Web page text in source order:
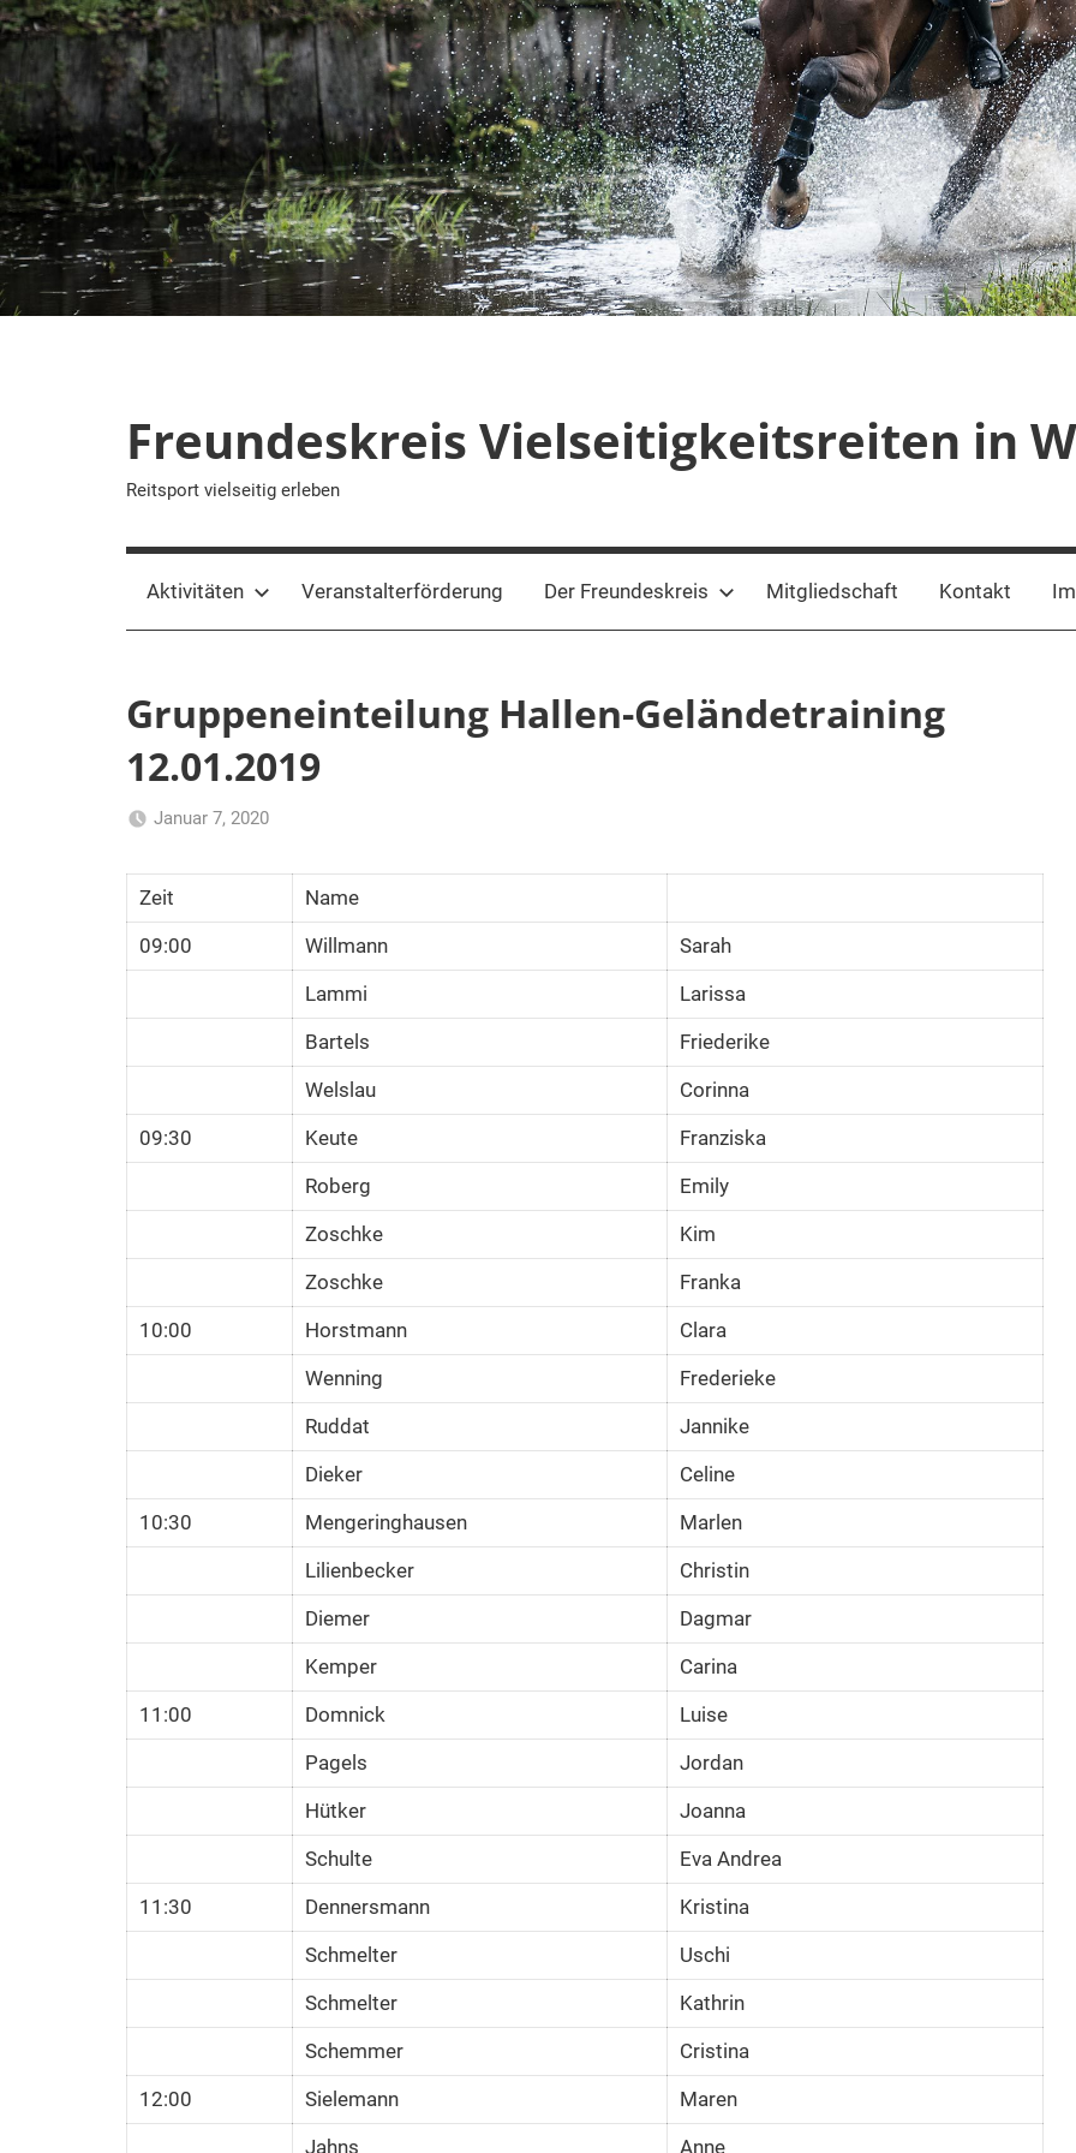
Zum
Inhalt
springen
Freundeskreis Vielseitigkeitsreiten in
Reitsport vielseitig erleben
Aktivitäten Veranstalterförderung Der Freundeskreis Mitgliedschaft Kontakt
Gruppeneinteilung Hallen-Geländetraining
12.01.2019
Januar 7, 2020
Zeit
Name
09:00
Willmann
Sarah
Lammi
Larissa
Bartels
Friederike
Welslau
Corinna
09:30
Keute
Franziska
Roberg
Emily
Zoschke
Kim
Zoschke
Franka
10:00
Horstmann
Clara
Wenning
Frederieke
Ruddat
Jannike
Dieker
Celine
10:30
Mengeringhausen
Marlen
Lilienbecker
Christin
Diemer
Dagmar
Kemper
Carina
11:00
Domnick
Luise
Pagels
Jordan
Hütker
Joanna
Schulte
Eva Andrea
11:30
Dennersmann
Kristina
Schmelter
Uschi
Schmelter
Kathrin
Schemmer
Cristina
12:00
Sielemann
Maren
Jahns
Anne